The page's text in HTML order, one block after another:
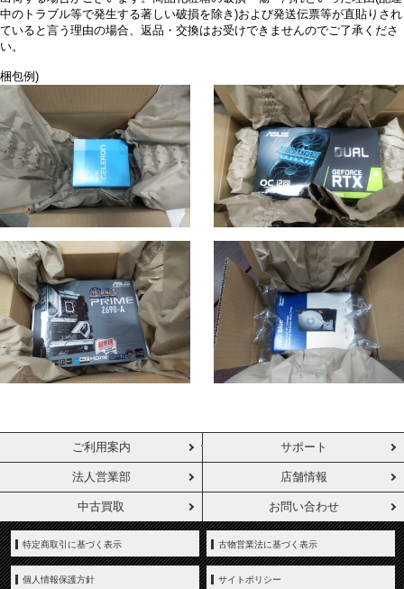
中のトラブル等で発生する著しい破損を除き)および発送伝票等が直貼りされ
ていると言う理由の場合、返品・交換はお受けできませんのでご了承くださ
い。
梱包例)
ご利用案内 サポート
法人営業部 店舗情報
中古買取 お問い合わせ
特定商取引に基づく表示 古物営業法に基づく表示
個人情報保護方針 サイトポリシー